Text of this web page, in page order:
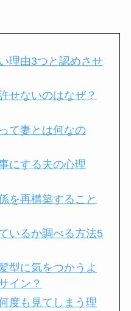
理由3つと認めさせ
せないのはなぜ？
て妻とは何なの
にする夫の心理
を再構築すること
いるか調べる方法5
型に気をつかうよ
イン？
度も見てしまう理